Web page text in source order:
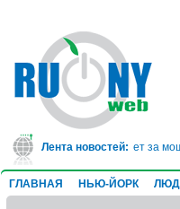
Лента новостей:
в тюрьму на 10 лет за
ГЛАВНАЯ НЬЮ-ЙОРК